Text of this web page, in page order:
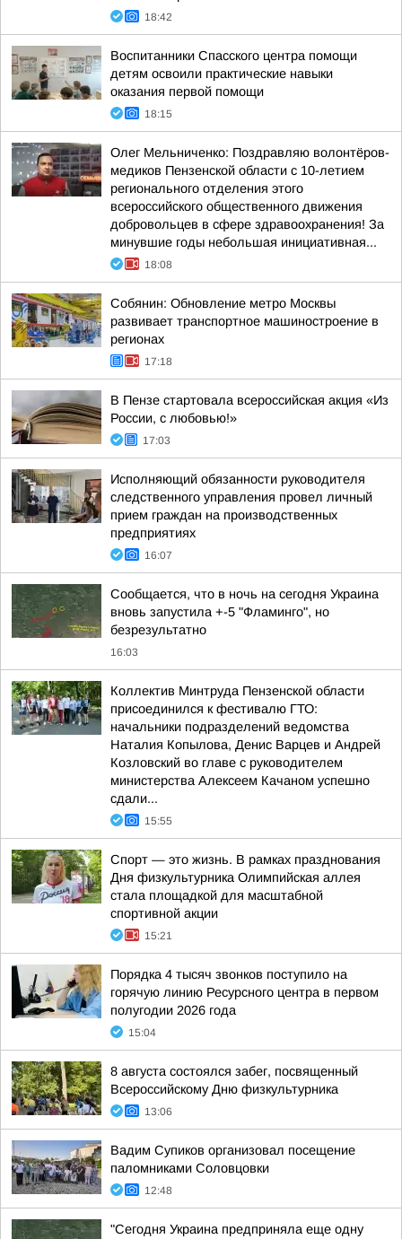
18:42
Воспитанники Спасского центра помощи
детям освоили практические навыки
оказания первой помощи
18:15
Олег Мельниченко: Поздравляю волонтёров-
медиков Пензенской области с 10-летием
регионального отделения этого
всероссийского общественного движения
добровольцев в сфере здравоохранения! За
минувшие годы небольшая инициативная...
18:08
Собянин: Обновление метро Москвы
развивает транспортное машиностроение в
регионах
17:18
В Пензе стартовала всероссийская акция «Из
России, с любовью!»
17:03
Исполняющий обязанности руководителя
следственного управления провел личный
прием граждан на производственных
предприятиях
16:07
Сообщается, что в ночь на сегодня Украина
вновь запустила +-5 "Фламинго", но
безрезультатно
16:03
Коллектив Минтруда Пензенской области
присоединился к фестивалю ГТО:
начальники подразделений ведомства
Наталия Копылова, Денис Варцев и Андрей
Козловский во главе с руководителем
министерства Алексеем Качаном успешно
сдали...
15:55
Спорт — это жизнь. В рамках празднования
Дня физкультурника Олимпийская аллея
стала площадкой для масштабной
спортивной акции
15:21
Порядка 4 тысяч звонков поступило на
горячую линию Ресурсного центра в первом
полугодии 2026 года
15:04
8 августа состоялся забег, посвященный
Всероссийскому Дню физкультурника
13:06
Вадим Супиков организовал посещение
паломниками Соловцовки
12:48
"Сегодня Украина предприняла еще одну